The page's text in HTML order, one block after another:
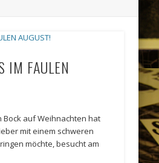
IM FAULEN
Bock auf Weihnachten hat
mit einem schweren
möchte, besucht am